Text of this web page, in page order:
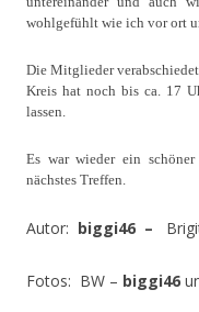
wohlgefühlt wie ich vor ort
Die Mitglieder
Kreis hat noch bis ca. 17
lassen.
Es war wieder ein
nächstes Treffen.
Autor: biggi46 –
Fotos: BW – biggi46